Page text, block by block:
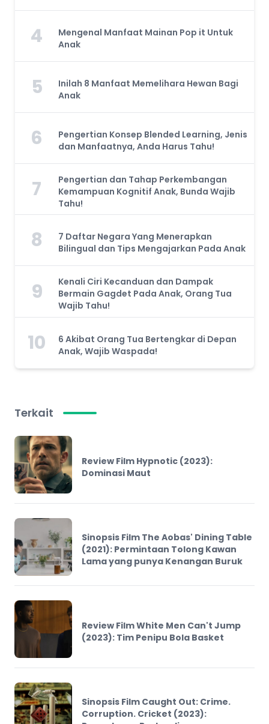
4
Mengenal Manfaat Mainan Pop it Untuk
Anak
5
Inilah 8 Manfaat Memelihara Hewan Bagi
Anak
6
Pengertian Konsep Blended Learning, Jenis
dan Manfaatnya, Anda Harus Tahu!
7
Pengertian dan Tahap Perkembangan
Kemampuan Kognitif Anak, Bunda Wajib
Tahu!
8
7 Daftar Negara Yang Menerapkan
Bilingual dan Tips Mengajarkan Pada Anak
9
Kenali Ciri Kecanduan dan Dampak
Bermain Gagdet Pada Anak, Orang Tua
Wajib Tahu!
10
6 Akibat Orang Tua Bertengkar di Depan
Anak, Wajib Waspada!
Terkait
Review Film Hypnotic (2023):
Dominasi Maut
Sinopsis Film The Aobas' Dining Table
(2021): Permintaan Tolong Kawan
Lama yang punya Kenangan Buruk
Review Film White Men Can't Jump
(2023): Tim Penipu Bola Basket
Sinopsis Film Caught Out: Crime.
Corruption. Cricket (2023):